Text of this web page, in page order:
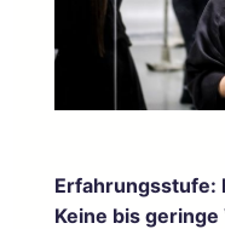
Erfahrungsstufe:
Keine bis